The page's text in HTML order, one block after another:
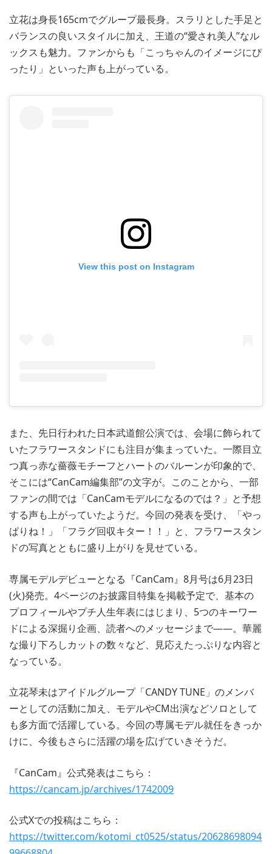
立花は身長165cmでグループ最長身。スラリとした手足と
バランスの良いスタイルに加え、王道の“愛され美人”なル
ックスも魅力。ファンからも「こっちゃんのイメージにぴ
ったり」といった声も上がっている。
View this post on Instagram
また、先日行われた日本武道館公演では、会場に飾られて
いたフラワースタンドにも注目が集まっていた。一際目立
つ真っ赤な薔薇モチーフとハートのバルーンが印象的で、
そこには“CanCam編集部”の文字が。このことから、一部
ファンの間では「CanCamモデルになるのでは？」と予想
する声も上がっていたようだ。今回の発表を受け、「やっ
ぱりね！」「フラグ回収キター！！」と、フラワースタン
ドの写真とともに盛り上がりを見せている。
専属モデルデビューとなる『CanCam』8月号は6月23日
(火)発売。4ページのお披露目特集を掲載予定で、基本の
プロフィールやプチ人生年表にはじまり、5つのキーワー
ドによる深掘り企画、読者へのメッセージまで――。華麗
な撮り下ろしカットの数々など、見応えたっぷりな内容と
なっている。
立花琴未はアイドルグループ「CANDY TUNE」のメンバ
ーとしての活動に加え、モデルやCM出演などソロとして
も多方面で活躍している。今回の専属モデル就任をきっか
けに、今後もさらに活躍の場を広げていきそうだ。
『CanCam』公式発表はこちら：
https://cancam.jp/archives/1742009
公式Xでの投稿はこちら：
https://twitter.com/kotomi_ct0525/status/20628698094